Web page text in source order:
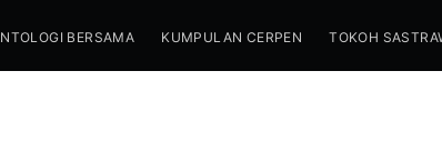
BERSAMA KUMPULAN CERPEN TOKOH